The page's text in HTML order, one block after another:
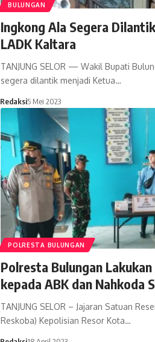
BULUNGAN
Ingkong Ala Segera
LADK Kaltara
TANJUNG SELOR — Wakil Bupati
segera dilantik menjadi Ketua…
Redaksi5 Mei 2023
POLRESTA BULUNGAN
Polresta Bulungan
kepada ABK dan Nahkoda
TANJUNG SELOR – Jajaran Satuan
Reskoba) Kepolisian Resor Kota…